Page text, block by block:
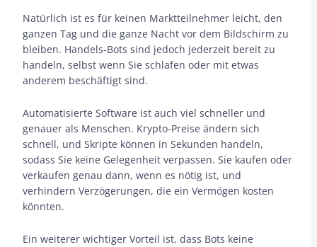
Natürlich ist es für keinen Marktteilnehmer leicht, den
ganzen Tag und die ganze Nacht vor dem Bildschirm zu
bleiben. Handels-Bots sind jedoch jederzeit bereit zu
handeln, selbst wenn Sie schlafen oder mit etwas
anderem beschäftigt sind.
Automatisierte Software ist auch viel schneller und
genauer als Menschen. Krypto-Preise ändern sich
schnell, und Skripte können in Sekunden handeln,
sodass Sie keine Gelegenheit verpassen. Sie kaufen oder
verkaufen genau dann, wenn es nötig ist, und
verhindern Verzögerungen, die ein Vermögen kosten
könnten.
Ein weiterer wichtiger Vorteil ist, dass Bots keine